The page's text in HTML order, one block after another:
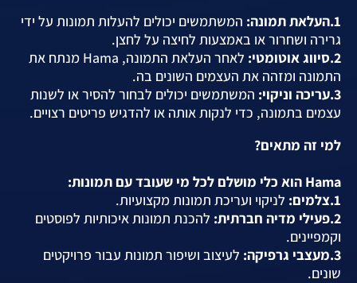
1.העלאת תמונה:
המשתמשים יכולים להעלות תמונות על ידי
גרירה ושחרור או באמצעות לחיצה על לחצן.
2.סיווג אוטומטי:
לאחר העלאת התמונה, Hama מנתח את
התמונה ומזהה את העצמים השונים בה.
3.עריכה וניקוי:
המשתמשים יכולים לבחור להסיר או לשנות
עצמים בתמונה, כדי לנקות אותה או להדגיש פריטים רצויים.
למי זה מתאים?
Hama הוא כלי מושלם לכל מי שעובד עם תמונות:
1.צלמים:
לניקוי ועריכת תמונות מקצועיות.
2.פעילי מדיה חברתית:
להכנת תמונות איכותיות לפוסטים
וקמפיינים.
3.מעצבי גרפיקה:
לעיצוב ושיפור תמונות עבור פרויקטים
שונים.